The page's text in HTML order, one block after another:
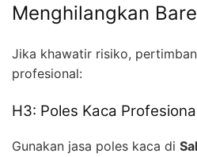
Menghilangkan
Jika khawatir risiko,
profesional:
H3: Poles Kaca
Gunakan jasa poles kaca di